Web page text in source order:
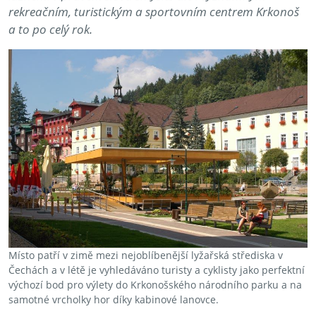
rekreačním, turistickým a sportovním centrem Krkonoš
a to po celý rok.
Místo patří v zimě mezi nejoblíbenější lyžařská střediska v
Čechách a v létě je vyhledáváno turisty a cyklisty jako perfektní
výchozí bod pro výlety do Krkonošského národního parku a na
samotné vrcholky hor díky kabinové lanovce.